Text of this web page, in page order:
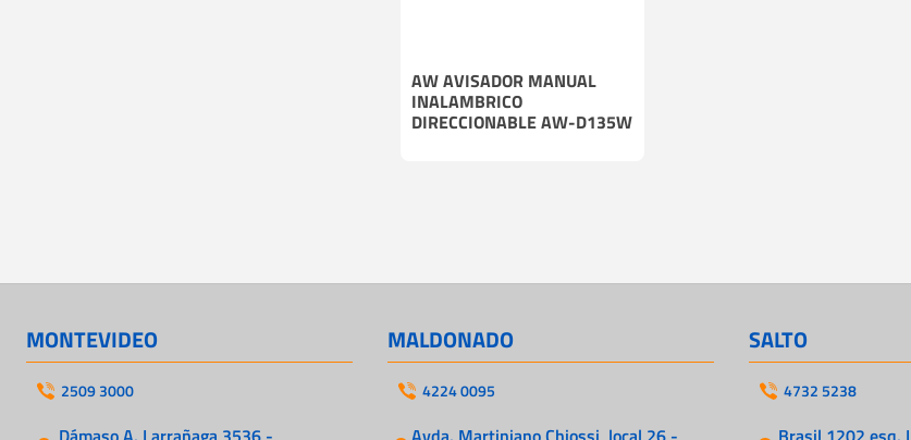
AW AVISADOR MANUAL
INALAMBRICO
DIRECCIONABLE AW-D135W
MONTEVIDEO
2509 3000
MALDONADO
4224 0095
SALTO
4732 5238